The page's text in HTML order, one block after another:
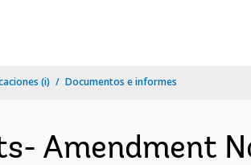
(i) Documentos e informes
Amendment